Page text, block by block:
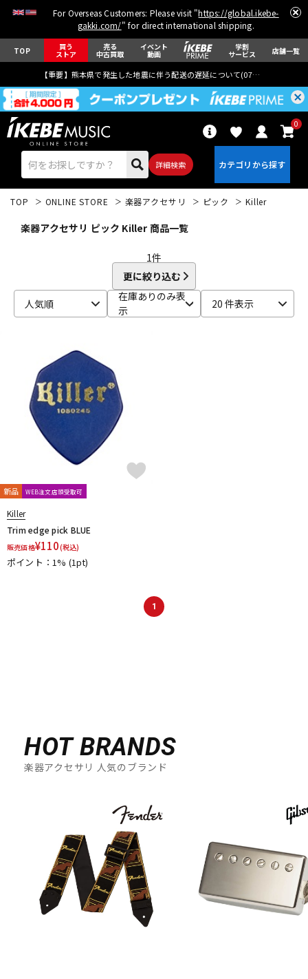
For Overseas Customers: Please visit "https://global.ikebe-
gakki.com/" for direct international shipping.
TOP 買う
ストア
売る
中古買取
イベント
動画
学割
サービス 店舗一覧
【重要】熊本県で発生した地震に伴う配送の遅延について(07月29日
詳細検索
0
ドラム
アンプ
TOP ONLINE STORE 楽器アクセサリ ピック Killer
楽器アクセサリ ピック Killer 商品一覧
1件
更に絞り込む
人気順
在庫ありのみ表
示
20 件表示
新品 WEB注文店頭受取可
Killer
Trim edge pick BLUE
販売価格¥110(税込)
ポイント：1% (1pt)
1
HOT BRANDS
楽器アクセサリ 人気のブランド